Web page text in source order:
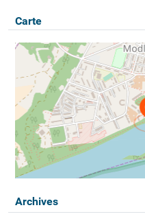
Carte
Archives